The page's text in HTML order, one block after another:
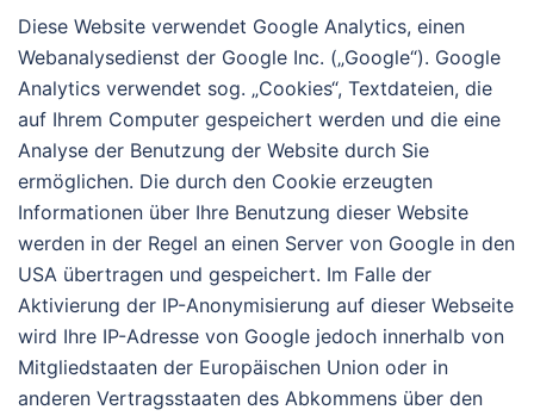
Diese Website verwendet Google Analytics, einen
Webanalysedienst der Google Inc. („Google“). Google
Analytics verwendet sog. „Cookies“, Textdateien, die
auf Ihrem Computer gespeichert werden und die eine
Analyse der Benutzung der Website durch Sie
ermöglichen. Die durch den Cookie erzeugten
Informationen über Ihre Benutzung dieser Website
werden in der Regel an einen Server von Google in den
USA übertragen und gespeichert. Im Falle der
Aktivierung der IP-Anonymisierung auf dieser Webseite
wird Ihre IP-Adresse von Google jedoch innerhalb von
Mitgliedstaaten der Europäischen Union oder in
anderen Vertragsstaaten des Abkommens über den